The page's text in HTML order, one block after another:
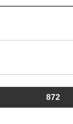
872